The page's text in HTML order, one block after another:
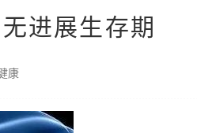
进展生存期
康